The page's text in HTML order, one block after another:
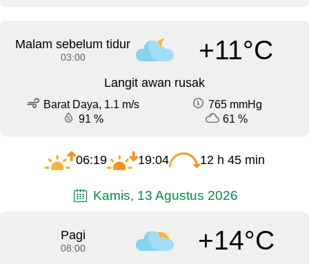
Malam sebelum tidur
03:00 +11°C
Langit awan rusak
Barat Daya, 1.1 m/s
765 mmHg
91 %
61 %
06:19 19:04 12 h 45 min
Kamis, 13 Agustus 2026
Pagi
08:00 +14°C